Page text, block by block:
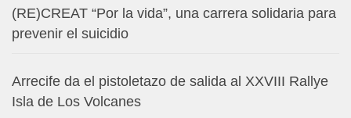
(RE)CREAT “Por la vida”, una carrera solidaria para
prevenir el suicidio
Arrecife da el pistoletazo de salida al XXVIII Rallye
Isla de Los Volcanes